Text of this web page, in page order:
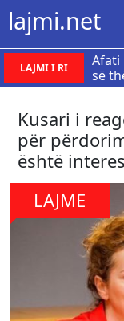
lajmi.net
LAJMI I RI
Afati
së
Kusari i
për
është
LAJME